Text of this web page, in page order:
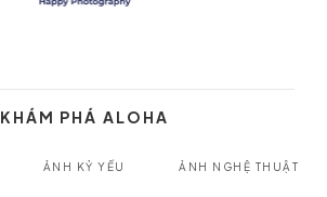
KHÁM PHÁ ALOHA
ẢNH KỶ YẾU ẢNH NGHỆ THUẬT